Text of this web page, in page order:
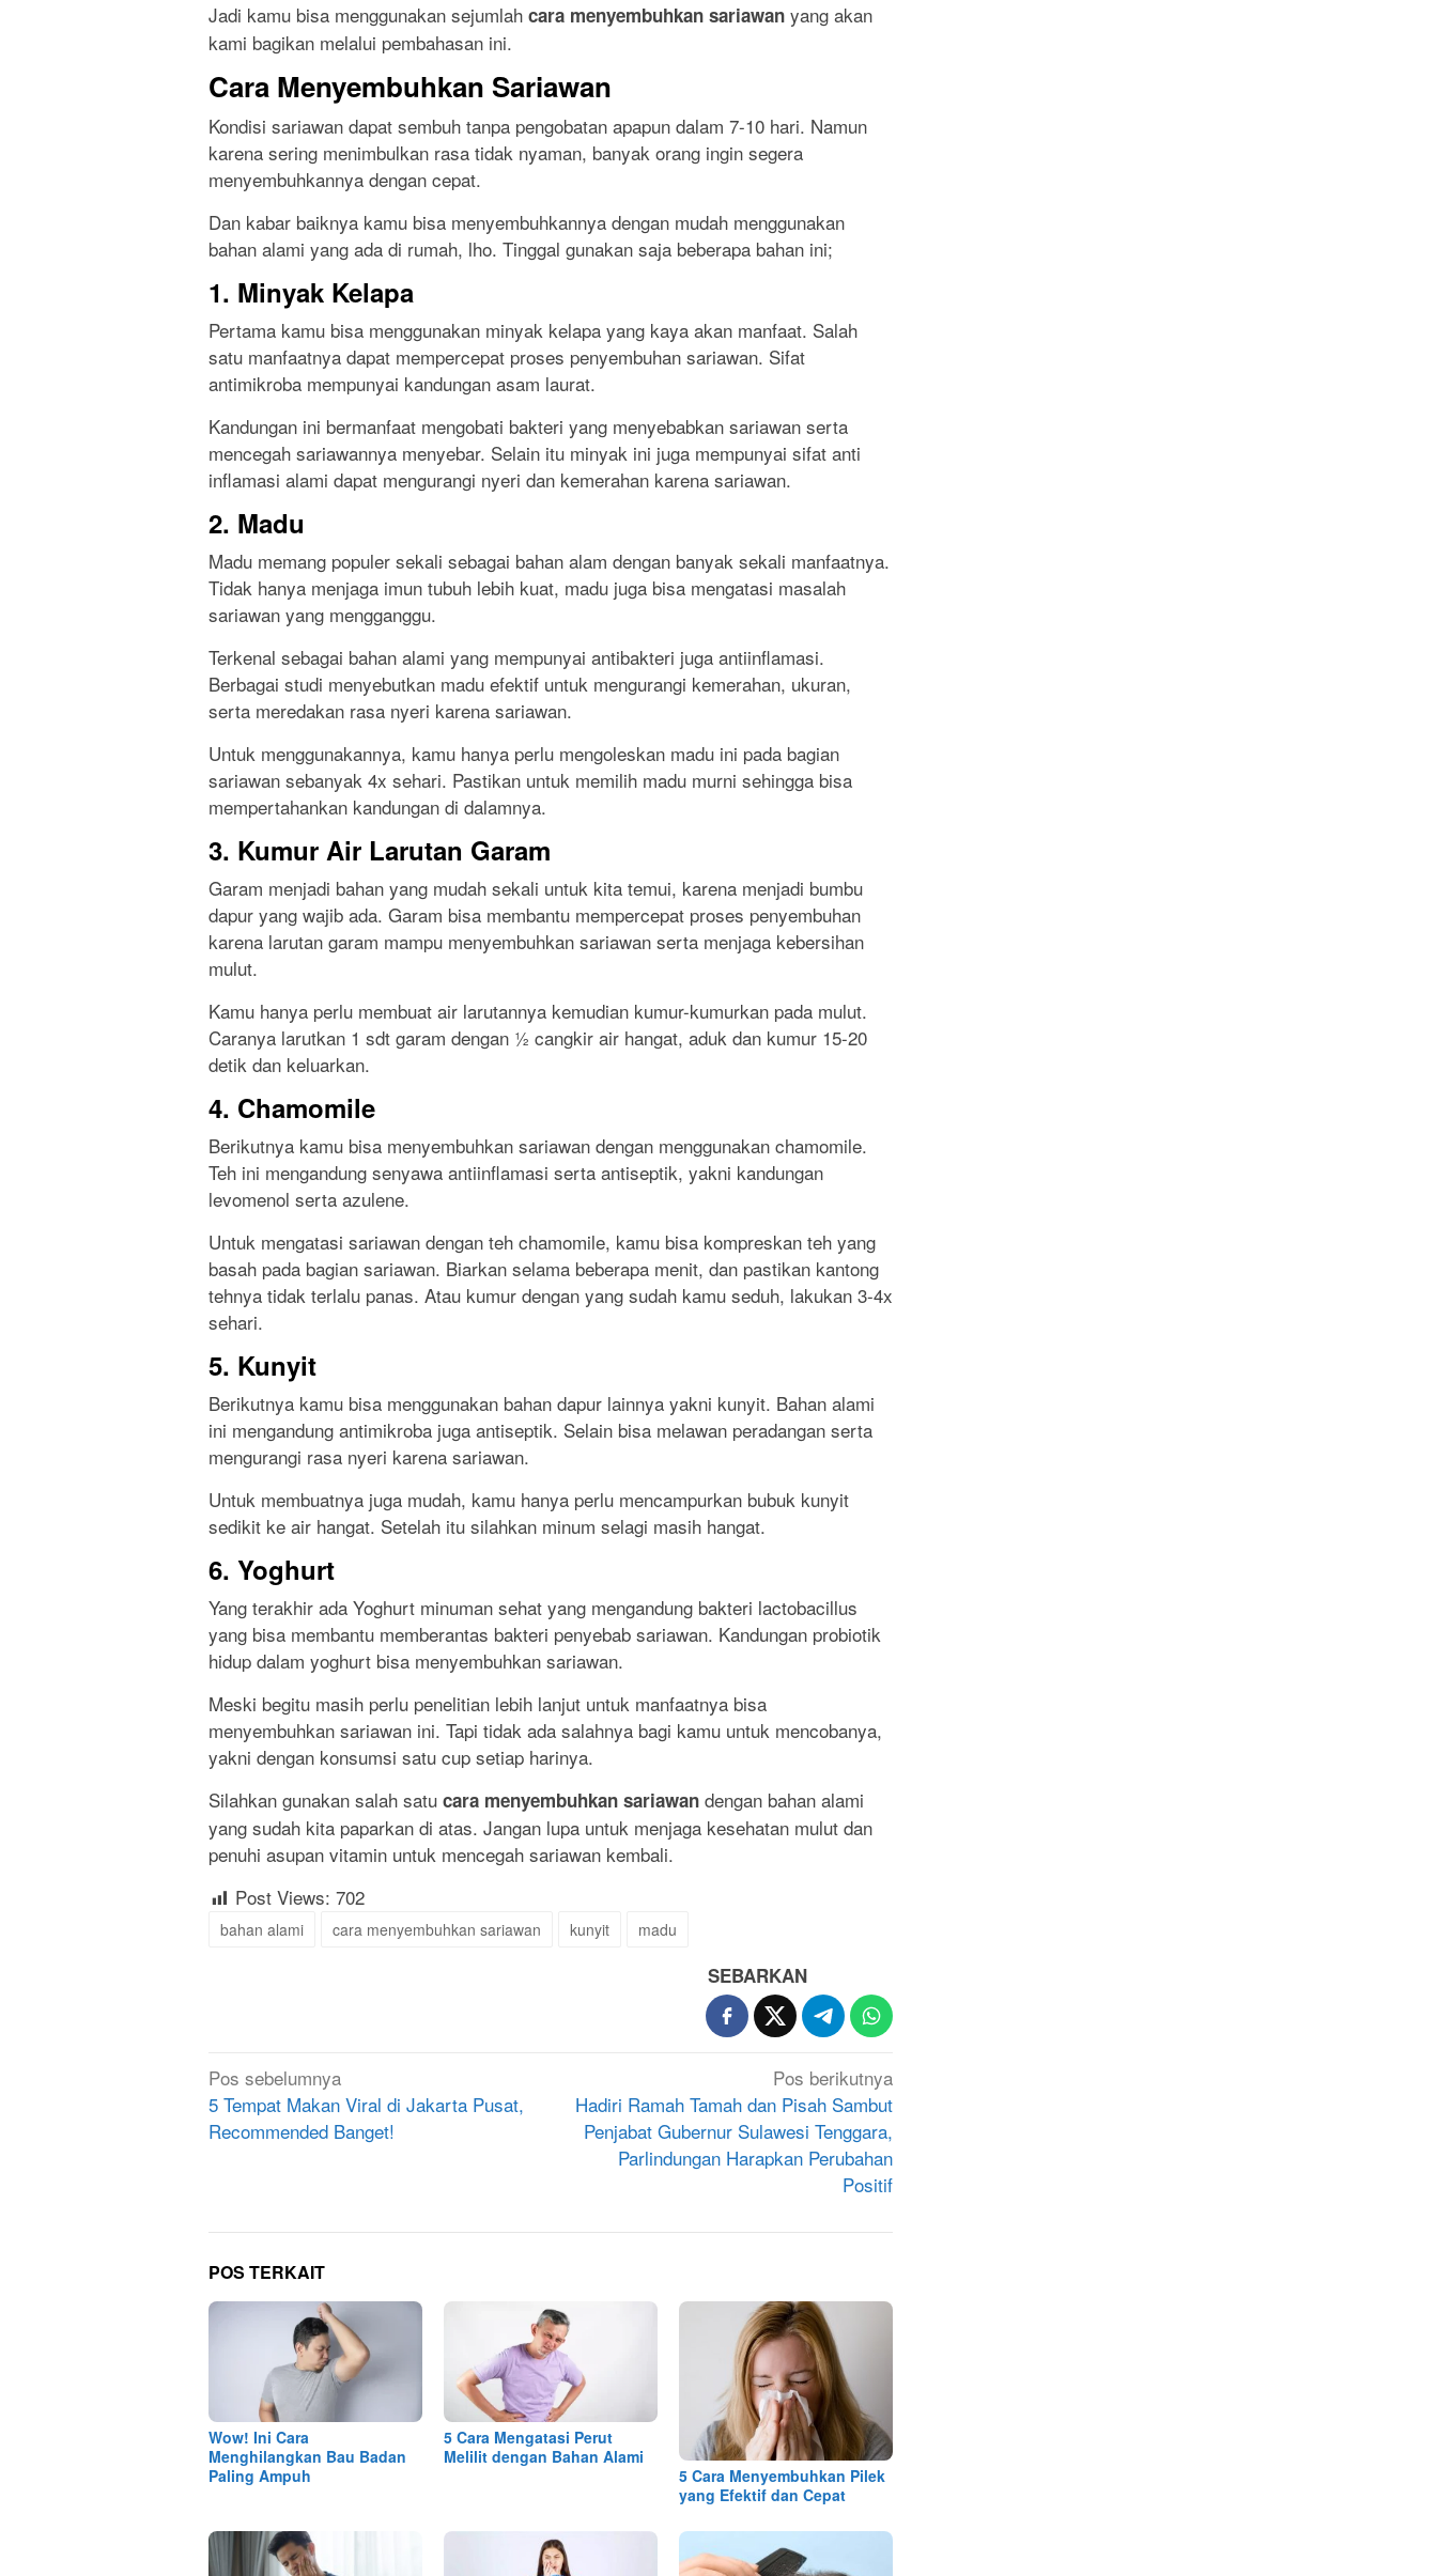
Jadi kamu bisa menggunakan sejumlah cara menyembuhkan sariawan yang akan
kami bagikan melalui pembahasan ini.
Cara Menyembuhkan Sariawan
Kondisi sariawan dapat sembuh tanpa pengobatan apapun dalam 7-10 hari. Namun
karena sering menimbulkan rasa tidak nyaman, banyak orang ingin segera
menyembuhkannya dengan cepat.
Dan kabar baiknya kamu bisa menyembuhkannya dengan mudah menggunakan
bahan alami yang ada di rumah, lho. Tinggal gunakan saja beberapa bahan ini;
1. Minyak Kelapa
Pertama kamu bisa menggunakan minyak kelapa yang kaya akan manfaat. Salah
satu manfaatnya dapat mempercepat proses penyembuhan sariawan. Sifat
antimikroba mempunyai kandungan asam laurat.
Kandungan ini bermanfaat mengobati bakteri yang menyebabkan sariawan serta
mencegah sariawannya menyebar. Selain itu minyak ini juga mempunyai sifat anti
inflamasi alami dapat mengurangi nyeri dan kemerahan karena sariawan.
2. Madu
Madu memang populer sekali sebagai bahan alam dengan banyak sekali manfaatnya.
Tidak hanya menjaga imun tubuh lebih kuat, madu juga bisa mengatasi masalah
sariawan yang mengganggu.
Terkenal sebagai bahan alami yang mempunyai antibakteri juga antiinflamasi.
Berbagai studi menyebutkan madu efektif untuk mengurangi kemerahan, ukuran,
serta meredakan rasa nyeri karena sariawan.
Untuk menggunakannya, kamu hanya perlu mengoleskan madu ini pada bagian
sariawan sebanyak 4x sehari. Pastikan untuk memilih madu murni sehingga bisa
mempertahankan kandungan di dalamnya.
3. Kumur Air Larutan Garam
Garam menjadi bahan yang mudah sekali untuk kita temui, karena menjadi bumbu
dapur yang wajib ada. Garam bisa membantu mempercepat proses penyembuhan
karena larutan garam mampu menyembuhkan sariawan serta menjaga kebersihan
mulut.
Kamu hanya perlu membuat air larutannya kemudian kumur-kumurkan pada mulut.
Caranya larutkan 1 sdt garam dengan ½ cangkir air hangat, aduk dan kumur 15-20
detik dan keluarkan.
4. Chamomile
Berikutnya kamu bisa menyembuhkan sariawan dengan menggunakan chamomile.
Teh ini mengandung senyawa antiinflamasi serta antiseptik, yakni kandungan
levomenol serta azulene.
Untuk mengatasi sariawan dengan teh chamomile, kamu bisa kompreskan teh yang
basah pada bagian sariawan. Biarkan selama beberapa menit, dan pastikan kantong
tehnya tidak terlalu panas. Atau kumur dengan yang sudah kamu seduh, lakukan 3-4x
sehari.
5. Kunyit
Berikutnya kamu bisa menggunakan bahan dapur lainnya yakni kunyit. Bahan alami
ini mengandung antimikroba juga antiseptik. Selain bisa melawan peradangan serta
mengurangi rasa nyeri karena sariawan.
Untuk membuatnya juga mudah, kamu hanya perlu mencampurkan bubuk kunyit
sedikit ke air hangat. Setelah itu silahkan minum selagi masih hangat.
6. Yoghurt
Yang terakhir ada Yoghurt minuman sehat yang mengandung bakteri lactobacillus
yang bisa membantu memberantas bakteri penyebab sariawan. Kandungan probiotik
hidup dalam yoghurt bisa menyembuhkan sariawan.
Meski begitu masih perlu penelitian lebih lanjut untuk manfaatnya bisa
menyembuhkan sariawan ini. Tapi tidak ada salahnya bagi kamu untuk mencobanya,
yakni dengan konsumsi satu cup setiap harinya.
Silahkan gunakan salah satu cara menyembuhkan sariawan dengan bahan alami
yang sudah kita paparkan di atas. Jangan lupa untuk menjaga kesehatan mulut dan
penuhi asupan vitamin untuk mencegah sariawan kembali.
Post Views: 702
bahan alami cara menyembuhkan sariawan kunyit madu
SEBARKAN
Navigasi
pos
Pos sebelumnya
5 Tempat Makan Viral di Jakarta Pusat,
Recommended Banget!
Pos berikutnya
Hadiri Ramah Tamah dan Pisah Sambut
Penjabat Gubernur Sulawesi Tenggara,
Parlindungan Harapkan Perubahan
Positif
POS TERKAIT
Wow! Ini Cara
Menghilangkan Bau Badan
Paling Ampuh
5 Cara Mengatasi Perut
Melilit dengan Bahan Alami
5 Cara Menyembuhkan Pilek
yang Efektif dan Cepat